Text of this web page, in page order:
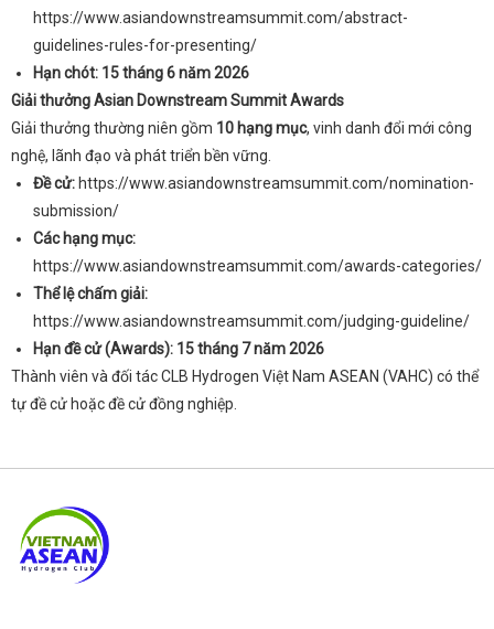
https://www.asiandownstreamsummit.com/abstract-
guidelines-rules-for-presenting/
Hạn chót: 15 tháng 6 năm 2026
Giải thưởng Asian Downstream Summit Awards
Giải thưởng thường niên gồm 10 hạng mục, vinh danh đổi mới công
nghệ, lãnh đạo và phát triển bền vững.
Đề cử: https://www.asiandownstreamsummit.com/nomination-
submission/
Các hạng mục:
https://www.asiandownstreamsummit.com/awards-categories/
Thể lệ chấm giải:
https://www.asiandownstreamsummit.com/judging-guideline/
Hạn đề cử (Awards): 15 tháng 7 năm 2026
Thành viên và đối tác CLB Hydrogen Việt Nam ASEAN (VAHC) có thể
tự đề cử hoặc đề cử đồng nghiệp.